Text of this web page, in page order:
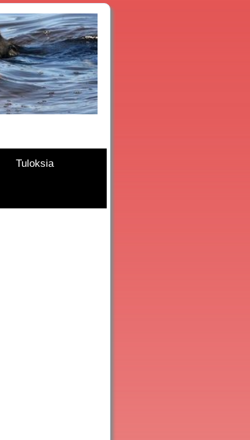
Tuloksia